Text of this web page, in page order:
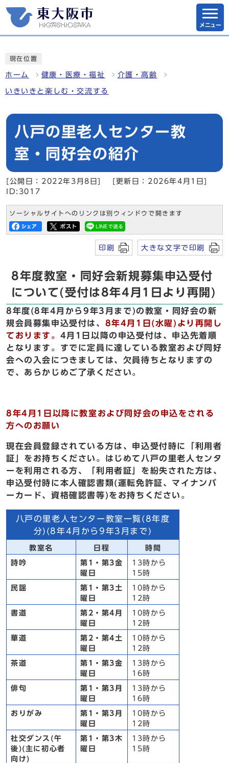
メニュー
現在位置
ホーム 健康・医療・福祉 介護・高齢
いきいきと楽しむ・交流する
八戸の里老人センター教
室・同好会の紹介
[公開日：2022年3月8日]
[更新日：2026年4月1日]
ID:3017
ソーシャルサイトへのリンクは別ウィンドウで開きます
印刷 大きな文字で印刷
8年度教室・同好会新規募集申込受付
について(受付は8年4月1日より再開)
8年度(8年4月から9年3月まで)の教室・同好会の新
規会員募集申込受付は 、 8年4月1日(水曜)より再開し
ております。 4月1日以降の申込受付は、申込先着順
となります。すでに定員に達している教室および同好
会への入会につきましては、欠員待ちとなりますの
で、あらかじめご了承ください。
8年4月1日以降に教室および同好会の申込をされる
方へのお願い
現在会員登録されている方は、申込受付時に「利用者
証」をお持ちください。はじめて八戸の里老人センタ
ーを利用される方、「利用者証」を紛失された方は、
申込受付時に本人確認書類(運転免許証、マイナンバ
ーカード、資格確認書等)をお持ちください。
八戸の里老人センター教室一覧(8年度
分)(8年4月から9年3月まで)
教室名 日程 時間
詩吟
第1・第3金
曜日
13時から
15時
民謡
第1・第3土
曜日
10時から
12時
書道
第2・第4月
曜日
10時から
12時
華道
第2・第4土
曜日
10時から
12時
茶道
第1・第3金
曜日
13時から
16時
俳句
第1・第3月
曜日
13時から
16時
おりがみ
第1・第3月
曜日
10時から
12時
社交ダンス(午
後)(主に初心者
向け)
第1・第3木
曜日
13時から
15時